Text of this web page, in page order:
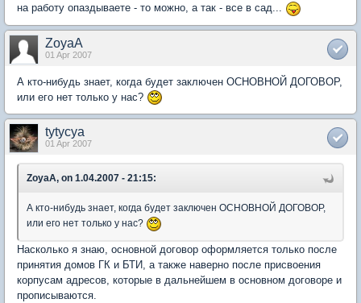
на работу опаздываете - то можно, а так - все в сад...
ZoyaA
01 Apr 2007
А кто-нибудь знает, когда будет заключен ОСНОВНОЙ ДОГОВОР,
или его нет только у нас?
tytycya
01 Apr 2007
ZoyaA, on 1.04.2007 - 21:15:
А кто-нибудь знает, когда будет заключен ОСНОВНОЙ ДОГОВОР,
или его нет только у нас?
Насколько я знаю, основной договор оформляется только после
принятия домов ГК и БТИ, а также наверно после присвоения
корпусам адресов, которые в дальнейшем в основном договоре и
прописываются.